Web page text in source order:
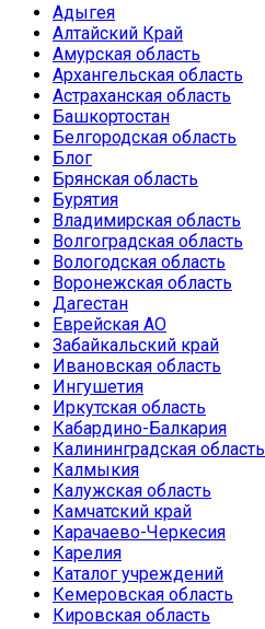
Адыгея
Алтайский Край
Амурская область
Архангельская область
Астраханская область
Башкортостан
Белгородская область
Блог
Брянская область
Бурятия
Владимирская область
Волгоградская область
Вологодская область
Воронежская область
Дагестан
Еврейская АО
Забайкальский край
Ивановская область
Ингушетия
Иркутская область
Кабардино-Балкария
Калининградская область
Калмыкия
Калужская область
Камчатский край
Карачаево-Черкесия
Карелия
Каталог учреждений
Кемеровская область
Кировская область